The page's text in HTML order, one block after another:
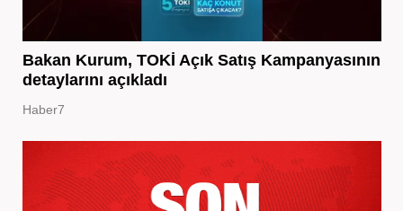
Bakan Kurum, TOKİ Açık Satış Kampanyasının
detaylarını açıkladı
Haber7